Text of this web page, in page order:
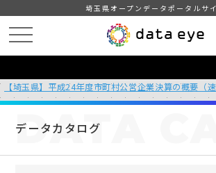
埼玉県オープンデータポータルサ
【埼玉県】平成24年度市町村公営企業決算の概要（速
データカタログ
DATA